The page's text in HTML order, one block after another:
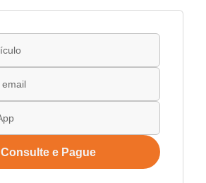
Consulte e Pague